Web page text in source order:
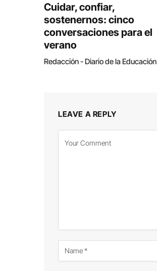
Cuidar, confiar,
sostenernos: cinco
conversaciones para el
verano
Redacción - Diario de la Educación
LEAVE A REPLY